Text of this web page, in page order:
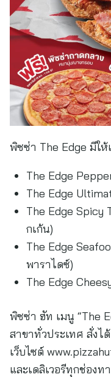
พิซซ่า The Edge มีให้
The Edge
The Edge
The Edge Spicy
กเก้น)
The Edge
พาราไดซ์)
The Edge
พิซซ่า ฮัท เมนู “The
สาขาทั่วประเทศ สั่งไ
เว็บไซต์
และเดลิเวอรีทุกช่อง